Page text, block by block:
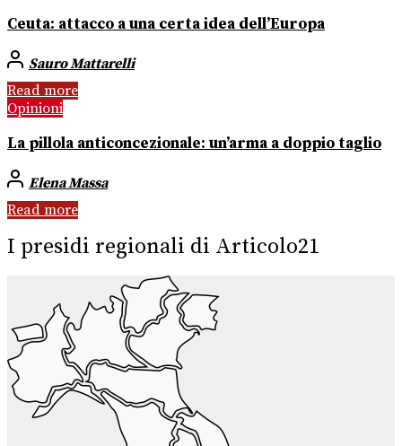
Ceuta: attacco a una certa idea dell’Europa
Sauro Mattarelli
Read more
Opinioni
La pillola anticoncezionale: un’arma a doppio taglio
Elena Massa
Read more
I presidi regionali di Articolo21